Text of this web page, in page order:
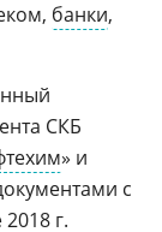
банки,
СКБ
» и
с
г.